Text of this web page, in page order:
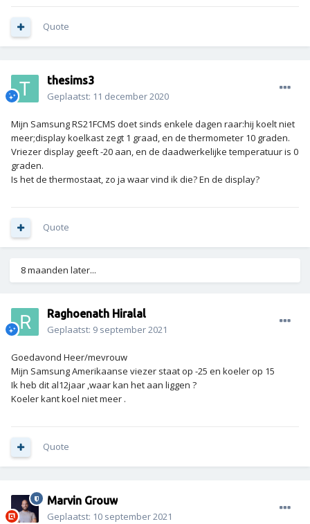
Quote
thesims3
Geplaatst: 11 december 2020
Mijn Samsung RS21FCMS doet sinds enkele dagen raar:hij koelt niet
meer;display koelkast zegt 1 graad, en de thermometer 10 graden.
Vriezer display geeft -20 aan, en de daadwerkelijke temperatuur is 0
graden.
Is het de thermostaat, zo ja waar vind ik die? En de display?
Quote
8 maanden later...
Raghoenath Hiralal
Geplaatst: 9 september 2021
Goedavond Heer/mevrouw
Mijn Samsung Amerikaanse viezer staat op -25 en koeler op 15
Ik heb dit al12jaar ,waar kan het aan liggen ?
Koeler kant koel niet meer .
Quote
Marvin Grouw
Geplaatst: 10 september 2021